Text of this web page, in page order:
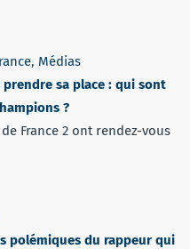
, Médias
sa place : qui sont
?
France 2 ont rendez-vous
polémiques du rappeur qui